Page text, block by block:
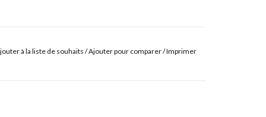
à la liste de souhaits /Ajouter pour comparer/Imprimer